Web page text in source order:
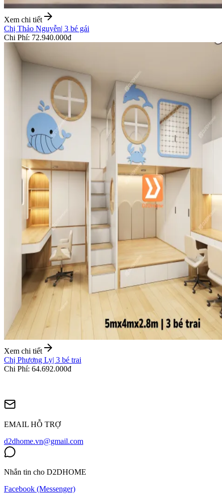
Xem chi tiết
Chị Thảo Nguyễn| 3 bé gái
Chi Phí: 72.940.000đ
Xem chi tiết
Chị Phương Ly| 3 bé trai
Chi Phí: 64.692.000đ
EMAIL HỖ TRỢ
d2dhome.vn@gmail.com
Nhắn tin cho D2DHOME
Facebook (Messenger)